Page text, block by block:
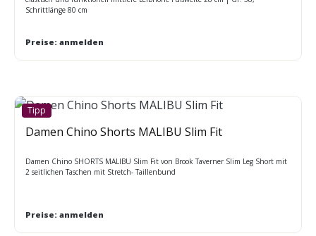
Schrittlänge 80 cm
Preise: anmelden
Tipp
Damen Chino Shorts MALIBU Slim Fit
Damen Chino SHORTS MALIBU Slim Fit von Brook Taverner Slim Leg Short mit
2 seitlichen Taschen mit Stretch- Taillenbund
Preise: anmelden